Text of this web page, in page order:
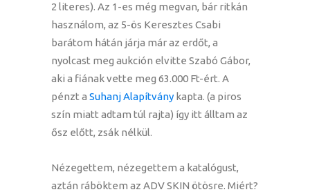
2 literes). Az 1-es még megvan, bár ritkán
használom, az 5-ös Keresztes Csabi
barátom hátán járja már az erdőt, a
nyolcast meg aukción elvitte Szabó Gábor,
aki a fiának vette meg 63.000 Ft-ért. A
pénzt a Suhanj Alapítvány kapta. (a piros
szín miatt adtam túl rajta) így itt álltam az
ősz előtt, zsák nélkül.
Nézegettem, nézegettem a katalógust,
aztán ráböktem az ADV SKIN ötösre. Miért?